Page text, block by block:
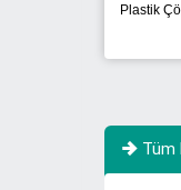
Plastik
Tüm